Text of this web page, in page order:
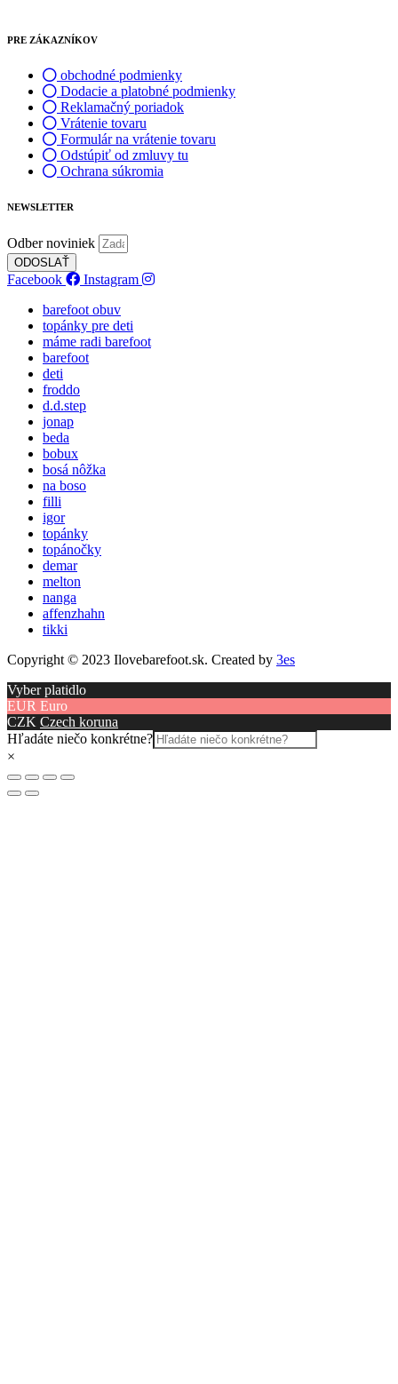
PRE ZÁKAZNÍKOV
obchodné podmienky
Dodacie a platobné podmienky
Reklamačný poriadok
Vrátenie tovaru
Formulár na vrátenie tovaru
Odstúpiť od zmluvy tu
Ochrana súkromia
NEWSLETTER
Odber noviniek
ODOSLAŤ
Facebook
Instagram
barefoot obuv
topánky pre deti
máme radi barefoot
barefoot
deti
froddo
d.d.step
jonap
beda
bobux
bosá nôžka
na boso
filli
igor
topánky
topánočky
demar
melton
nanga
affenzhahn
tikki
Copyright © 2023 Ilovebarefoot.sk. Created by 3es
Vyber platidlo
EUR Euro
CZK Czech koruna
Hľadáte niečo konkrétne?
×